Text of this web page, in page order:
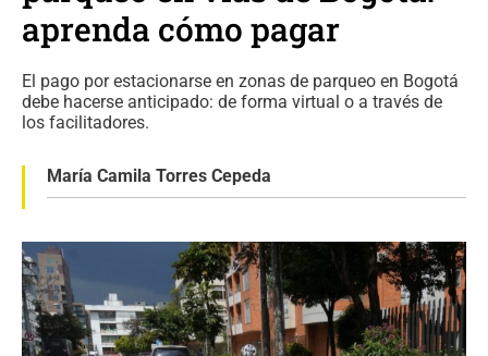
aprenda cómo pagar
El pago por estacionarse en zonas de parqueo en Bogotá
debe hacerse anticipado: de forma virtual o a través de
los facilitadores.
María Camila Torres Cepeda